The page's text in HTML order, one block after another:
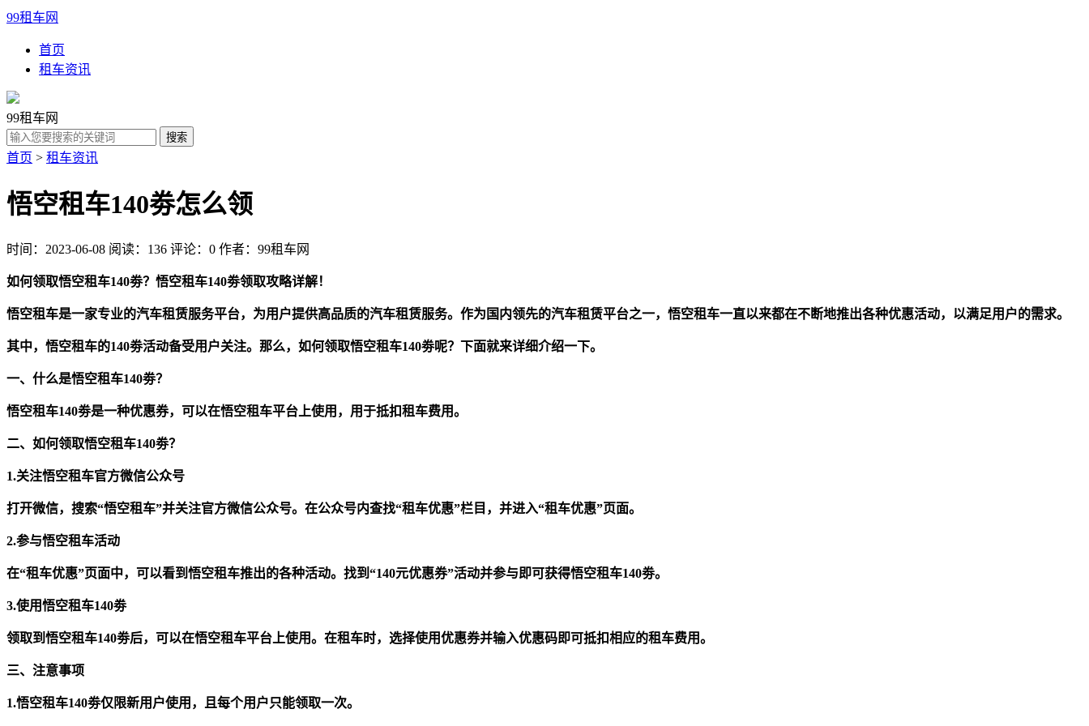
99租车网
首页
租车资讯
99租车网
首页 > 租车资讯
悟空租车140劵怎么领
时间：2023-06-08 阅读：136 评论：0 作者：99租车网
如何领取悟空租车140劵？悟空租车140劵领取攻略详解！
悟空租车是一家专业的汽车租赁服务平台，为用户提供高品质的汽车租赁服务。作为国内领先的汽车租赁平台之一，悟空租车一直以来都在不断地推出各种优惠活动，以满足用户的需求。
其中，悟空租车的140劵活动备受用户关注。那么，如何领取悟空租车140劵呢？下面就来详细介绍一下。
一、什么是悟空租车140劵？
悟空租车140劵是一种优惠券，可以在悟空租车平台上使用，用于抵扣租车费用。
二、如何领取悟空租车140劵？
1.关注悟空租车官方微信公众号
打开微信，搜索“悟空租车”并关注官方微信公众号。在公众号内查找“租车优惠”栏目，并进入“租车优惠”页面。
2.参与悟空租车活动
在“租车优惠”页面中，可以看到悟空租车推出的各种活动。找到“140元优惠券”活动并参与即可获得悟空租车140劵。
3.使用悟空租车140劵
领取到悟空租车140劵后，可以在悟空租车平台上使用。在租车时，选择使用优惠券并输入优惠码即可抵扣相应的租车费用。
三、注意事项
1.悟空租车140劵仅限新用户使用，且每个用户只能领取一次。